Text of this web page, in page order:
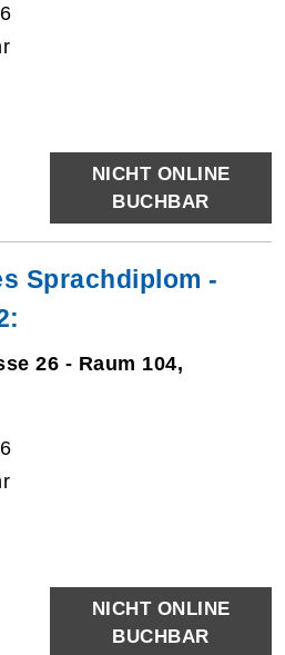
NICHT ONLINE
BUCHBAR
Sprachdiplom -
26 - Raum 104,
NICHT ONLINE
BUCHBAR